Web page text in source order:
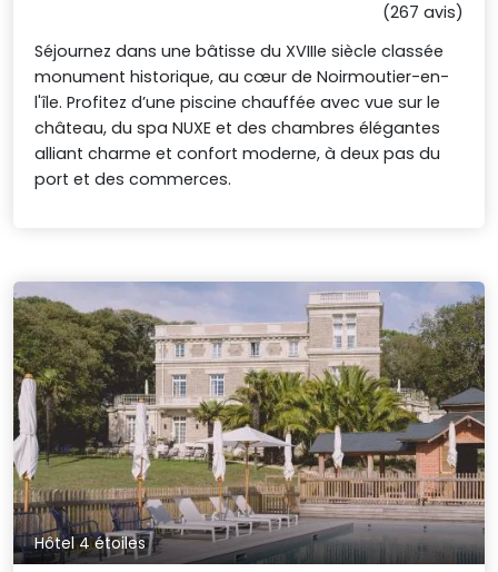
(267 avis)
Séjournez dans une bâtisse du XVIIIe siècle classée
monument historique, au cœur de Noirmoutier-en-
l'île. Profitez d’une piscine chauffée avec vue sur le
château, du spa NUXE et des chambres élégantes
alliant charme et confort moderne, à deux pas du
port et des commerces.
Hôtel 4 étoiles